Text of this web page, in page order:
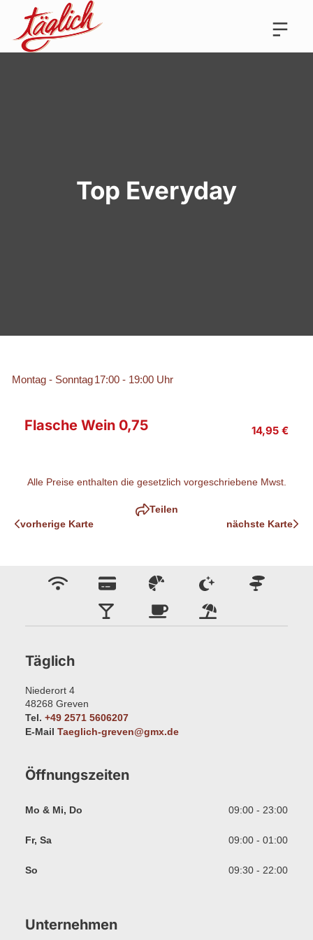
Top Everyday
Montag - Sonntag17:00 - 19:00 Uhr
Flasche Wein 0,75 14,95 €
Alle Preise enthalten die gesetzlich vorgeschriebene Mwst.
Teilen
vorherige Karte
nächste Karte
Täglich
Niederort 4
48268 Greven
Tel. +49 2571 5606207
E-Mail Taeglich-greven@gmx.de
Öffnungszeiten
Mo & Mi, Do 09:00 - 23:00
Fr, Sa 09:00 - 01:00
So 09:30 - 22:00
Unternehmen